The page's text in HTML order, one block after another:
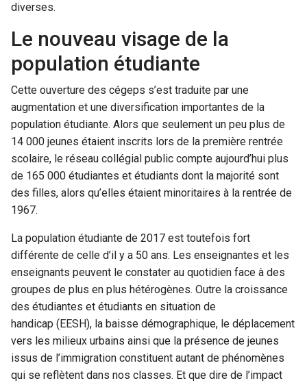
diverses.
Le nouveau visage de la
population étudiante
Cette ouverture des cégeps s’est traduite par une
augmentation et une diversification importantes de la
population étudiante. Alors que seulement un peu plus de
14 000 jeunes étaient inscrits lors de la première rentrée
scolaire, le réseau collégial public compte aujourd’hui plus
de 165 000 étudiantes et étudiants dont la majorité sont
des filles, alors qu’elles étaient minoritaires à la rentrée de
1967.
La population étudiante de 2017 est toutefois fort
différente de celle d’il y a 50 ans. Les enseignantes et les
enseignants peuvent le constater au quotidien face à des
groupes de plus en plus hétérogènes. Outre la croissance
des étudiantes et étudiants en situation de
handicap (EESH), la baisse démographique, le déplacement
vers les milieux urbains ainsi que la présence de jeunes
issus de l’immigration constituent autant de phénomènes
qui se reflètent dans nos classes. Et que dire de l’impact